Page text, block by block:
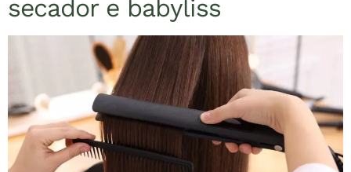
secador e babyliss